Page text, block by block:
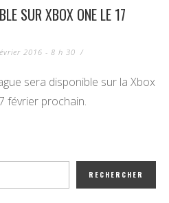
SUR XBOX ONE LE 17
2016 - 8 h 30 /
sera disponible sur la Xbox
février prochain.
RECHERCHER